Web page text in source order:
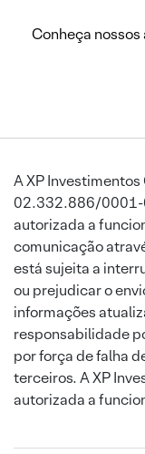
Conheça nossos
A XP Investimentos
02.332.886/0001-
autorizada a
comunicação
está sujeita a
ou prejudicar o
informações
responsabilidade
por força de falha
terceiros. A XP
autorizada a